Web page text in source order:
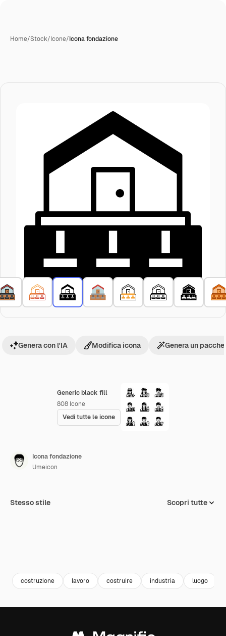
Home/Stock/Icone/Icona fondazione
Generic black fill
808 Icone
Vedi tutte le icone
Genera con l'IA Modifica icona Genera un
Icona fondazione
Umeicon
Stesso stile Scopri tutte
costruzione lavoro costruire industria luogo